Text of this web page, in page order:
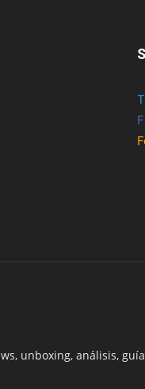
unboxing, análisis,